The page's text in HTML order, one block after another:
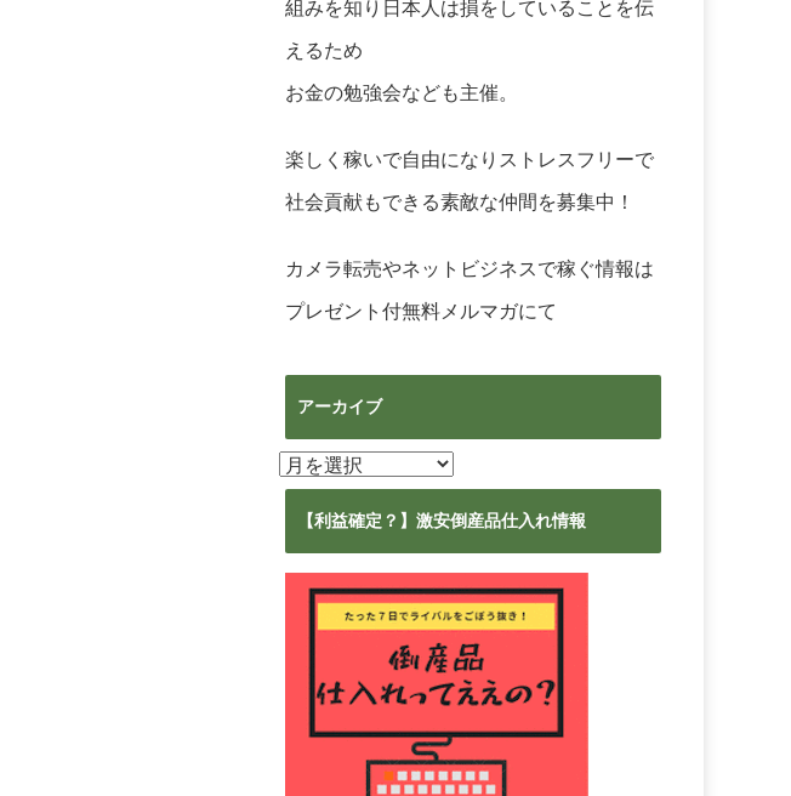
組みを知り日本人は損をしていることを伝
えるため
お金の勉強会なども主催。
楽しく稼いで自由になりストレスフリーで
社会貢献もできる素敵な仲間を募集中！
カメラ転売やネットビジネスで稼ぐ情報は
プレゼント付無料メルマガにて
アーカイブ
ア
ー
【利益確定？】激安倒産品仕入れ情報